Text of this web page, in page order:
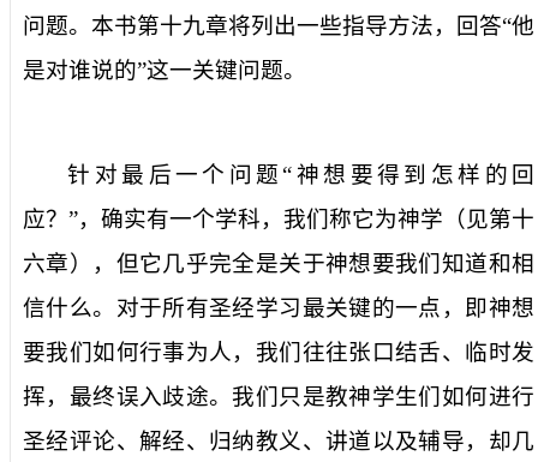
问题。本书第十九章将列出一些指导方法，回答“他
是对谁说的”这一关键问题。
针对最后一个问题“神想要得到怎样的回
应？”，确实有一个学科，我们称它为神学（见第十
六章），但它几乎完全是关于神想要我们知道和相
信什么。对于所有圣经学习最关键的一点，即神想
要我们如何行事为人，我们往往张口结舌、临时发
挥，最终误入歧途。我们只是教神学生们如何进行
圣经评论、解经、归纳教义、讲道以及辅导，却几